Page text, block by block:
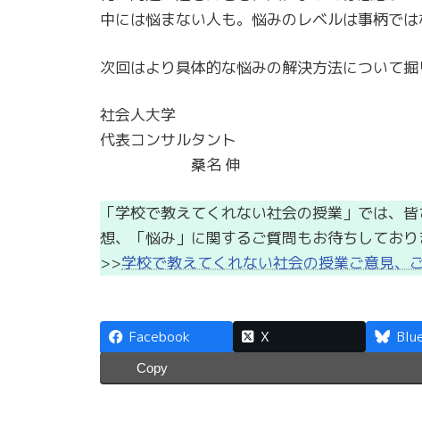
中には悩まない人も。悩みのレベルは事柄で
次回はより具体的な悩みの解決方法について掘
社会人大学
代表コンサルタント
桑名 伸
「学校で教えてくれない社会の授業」では、
想、「悩み」に関するご質問もお待ちしており
>>学校で教えてくれない社会の授業ご意見、
Facebook X
Copy